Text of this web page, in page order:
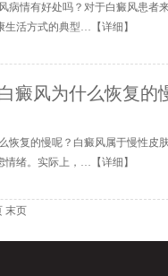
病情有好处吗？对于白癜风患
生活方式的典型…【详细 】
癜风为什么恢复的
恢复的慢呢？白癜风属于慢性
情绪。实际上，…【详细 】
末页